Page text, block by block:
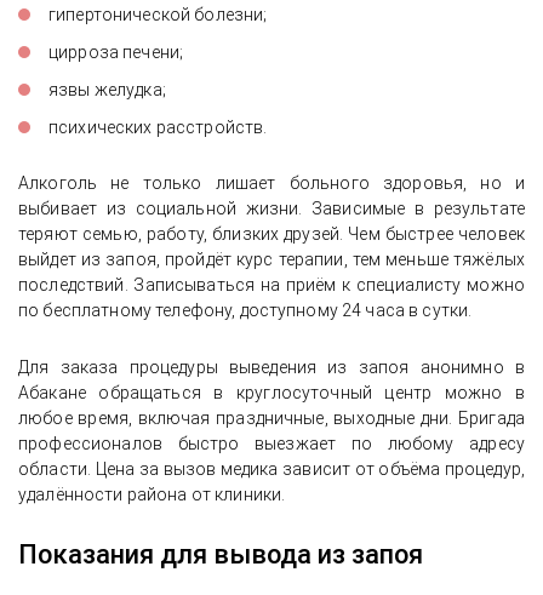
гипертонической болезни;
цирроза печени;
язвы желудка;
психических расстройств.
Алкоголь не только лишает больного здоровья, но и
выбивает из социальной жизни. Зависимые в результате
теряют семью, работу, близких друзей. Чем быстрее человек
выйдет из запоя, пройдёт курс терапии, тем меньше тяжёлых
последствий. Записываться на приём к специалисту можно
по бесплатному телефону, доступному 24 часа в сутки.
Для заказа процедуры выведения из запоя анонимно в
Абакане обращаться в круглосуточный центр можно в
любое время, включая праздничные, выходные дни. Бригада
профессионалов быстро выезжает по любому адресу
области. Цена за вызов медика зависит от объёма процедур,
удалённости района от клиники.
Показания для вывода из запоя